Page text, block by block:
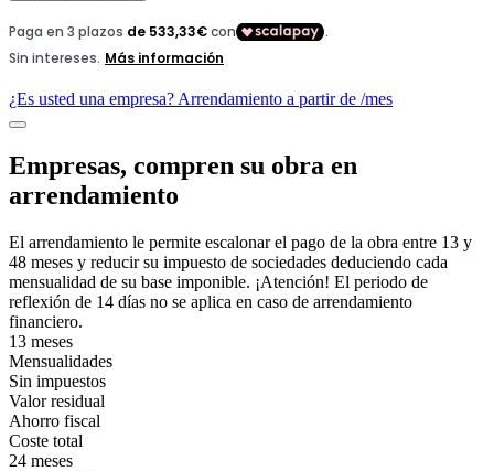
¿Es usted una empresa? Arrendamiento a partir de /mes
Empresas, compren su obra en
arrendamiento
El arrendamiento le permite escalonar el pago de la obra entre 13 y
48 meses y reducir su impuesto de sociedades deduciendo cada
mensualidad de su base imponible. ¡Atención! El periodo de
reflexión de 14 días no se aplica en caso de arrendamiento
financiero.
13 meses
Mensualidades
Sin impuestos
Valor residual
Ahorro fiscal
Coste total
24 meses